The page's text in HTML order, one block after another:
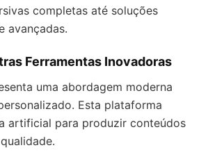
completas até soluções
avançadas.
Ferramentas Inovadoras
uma abordagem moderna
Esta plataforma
artificial para produzir conteúdos